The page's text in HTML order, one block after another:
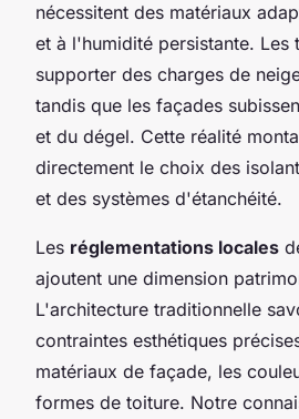
nécessitent des matériaux
et à l'humidité persistante. Les
supporter des charges de
tandis que les façades
et du dégel. Cette réalité
directement le choix des
et des systèmes d'étanchéité.
Les réglementations locales
ajoutent une dimension
L'architecture traditionnelle
contraintes esthétiques
matériaux de façade, les
formes de toiture. Notre